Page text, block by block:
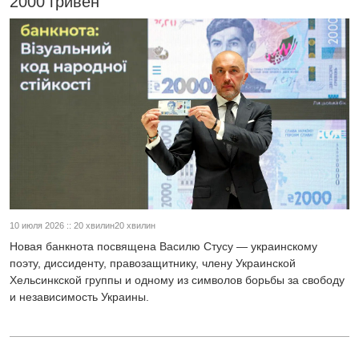
10 июля 2026 :: 20 хвилин20 хвилин
Новая банкнота посвящена Василю Стусу — украинскому
поэту, диссиденту, правозащитнику, члену Украинской
Хельсинкской группы и одному из символов борьбы за свободу
и независимость Украины.